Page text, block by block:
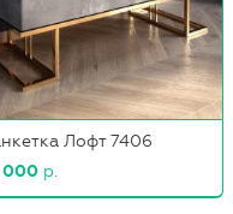
Лофт 7406
000 р.